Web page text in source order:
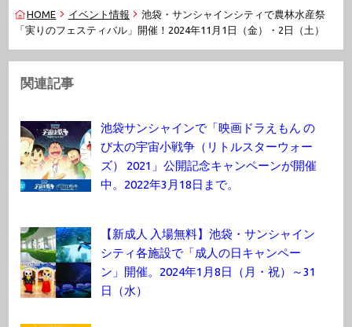
HOME イベント情報
池袋・サンシャインシティで農林水産祭
「実りのフェスティバル」開催！2024年11月1日（金）・2日（土）
関連記事
池袋サンシャインで「映画ドラえもん の
び太の宇宙小戦争（リトルスターウォー
ズ） 2021」公開記念キャンペーンが開催
中。2022年3月18日まで。
【新成人 入場無料】池袋・サンシャイン
シティ各施設で「成人の日キャンペー
ン」開催。2024年1月8日（月・祝）～31
日（水）